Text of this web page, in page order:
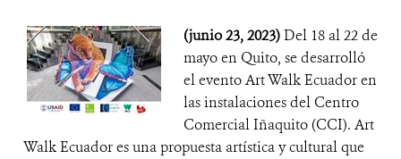
(junio 23, 2023)Del 18 al 22 de
mayo en Quito, se desarrolló
el evento Art Walk Ecuador en
las instalaciones del Centro
Comercial Iñaquito (CCI). Art
Walk Ecuador es una propuesta artística y cultural que